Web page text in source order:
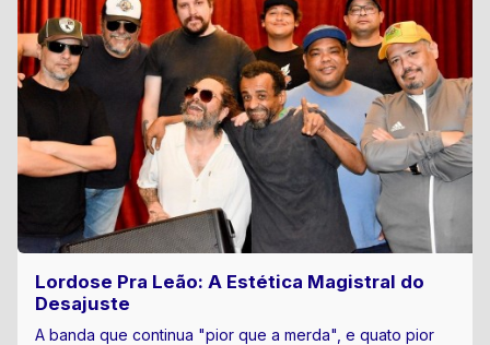
Lordose Pra Leão: A Estética Magistral do
Desajuste
A banda que continua "pior que a merda", e quato pior